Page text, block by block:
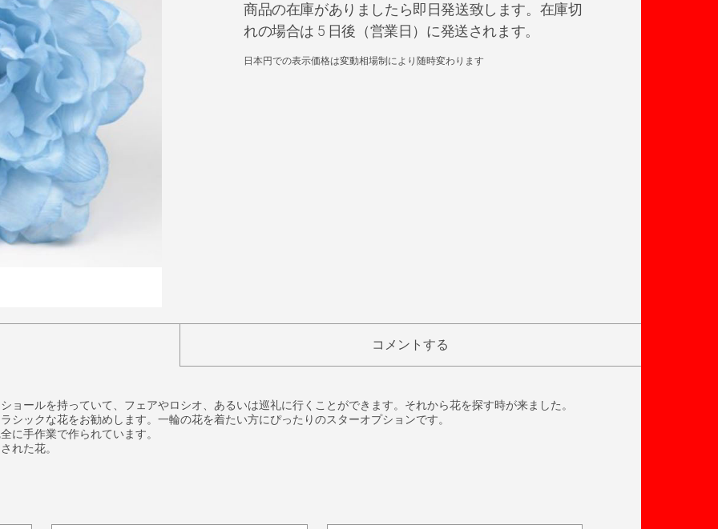
商品の在庫がありましたら即日発送致します。在庫切
れの場合は 5 日後（営業日）に発送されます。
日本円での表示価格は変動相場制により随時変わります
コメントする
ョールを持っていて、フェアやロシオ、あるいは巡礼に行くことができます。それから花を探す時が来ました。
シックな花をお勧めします。一輪の花を着たい方にぴったりのスターオプションです。
に手作業で作られています。
れた花。